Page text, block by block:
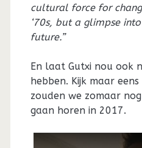
cultural force for
‘70s, but a glimpse
future.”
En laat Gutxi nou ook
hebben. Kijk maar
zouden we zomaar
gaan horen in 2017.